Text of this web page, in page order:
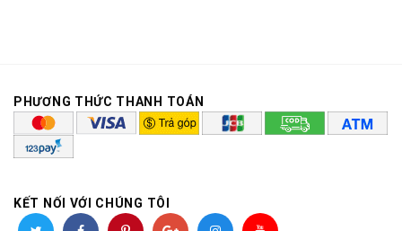
PHƯƠNG THỨC THANH TOÁN
KẾT NỐI VỚI CHÚNG TÔI